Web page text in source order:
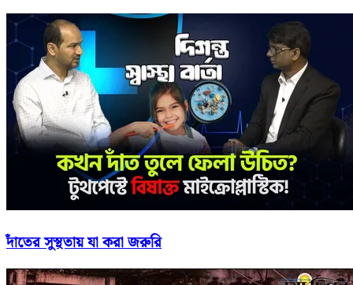
দাঁতের সুস্থতায় যা করা জরুরি